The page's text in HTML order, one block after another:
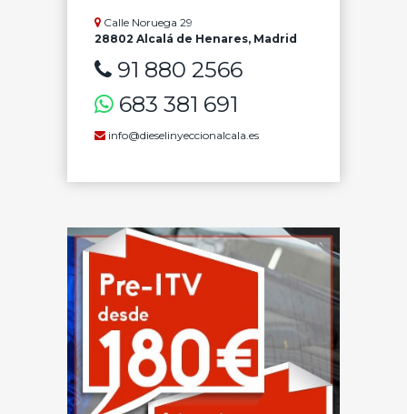
Calle Noruega 29
28802 Alcalá de Henares, Madrid
91 880 2566
683 381 691
info@dieselinyeccionalcala.es